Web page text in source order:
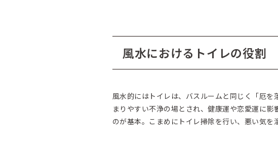
風水におけるトイレの役割
風水的にはトイレは、バスルームと同じく「厄
まりやすい不浄の場とされ、健康運や恋愛運に
のが基本。こまめにトイレ掃除を行い、悪い気を